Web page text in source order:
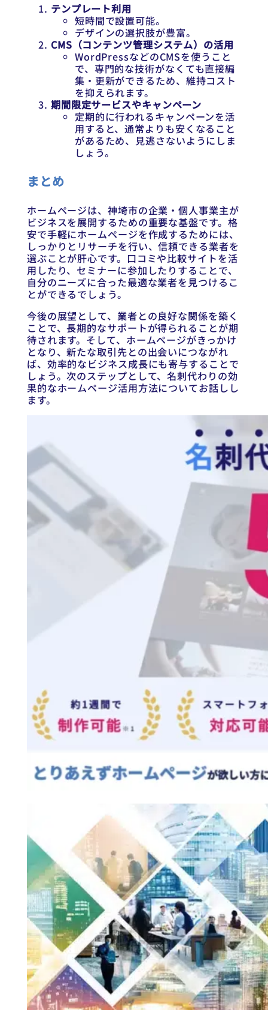
テンプレート利用
短時間で設置可能。
デザインの選択肢が豊富。
CMS（コンテンツ管理システム）の活用
WordPressなどのCMSを使うこと
で、専門的な技術がなくても直接編
集・更新ができるため、維持コスト
を抑えられます。
期間限定サービスやキャンペーン
定期的に行われるキャンペーンを活
用すると、通常よりも安くなること
があるため、見逃さないようにしま
しょう。
まとめ
ホームページは、神埼市の企業・個人事業主が
ビジネスを展開するための重要な基盤です。格
安で手軽にホームページを作成するためには、
しっかりとリサーチを行い、信頼できる業者を
選ぶことが肝心です。口コミや比較サイトを活
用したり、セミナーに参加したりすることで、
自分のニーズに合った最適な業者を見つけるこ
とができるでしょう。
今後の展望として、業者との良好な関係を築く
ことで、長期的なサポートが得られることが期
待されます。そして、ホームページがきっかけ
となり、新たな取引先との出会いにつながれ
ば、効率的なビジネス成長にも寄与することで
しょう。次のステップとして、名刺代わりの効
果的なホームページ活用方法についてお話しし
ます。